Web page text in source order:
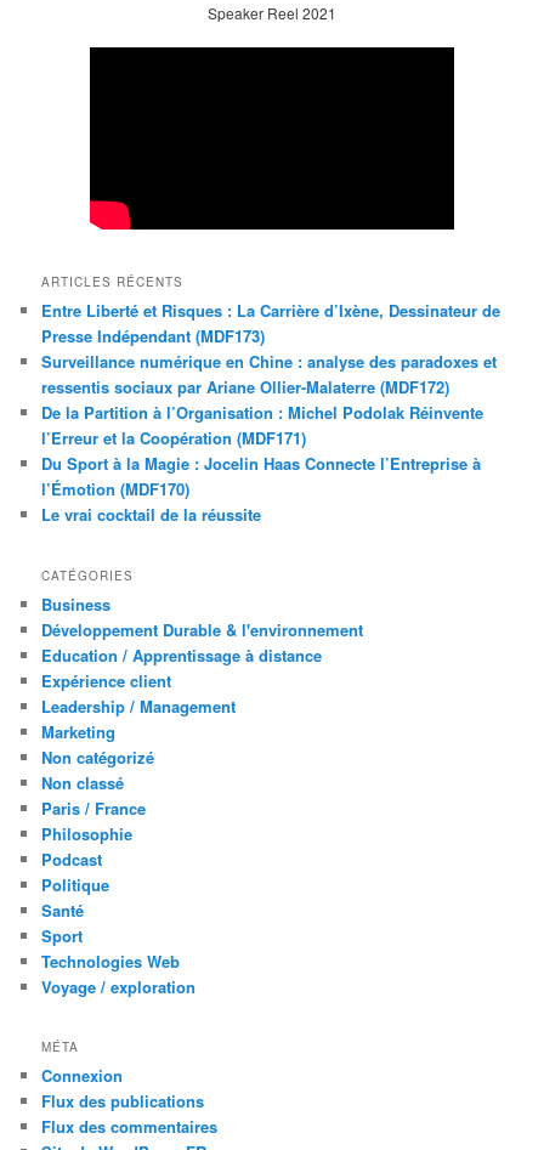
Speaker Reel 2021
ARTICLES RÉCENTS
Entre Liberté et Risques : La Carrière d’Ixène, Dessinateur de
Presse Indépendant (MDF173)
Surveillance numérique en Chine : analyse des paradoxes et
ressentis sociaux par Ariane Ollier-Malaterre (MDF172)
De la Partition à l’Organisation : Michel Podolak Réinvente
l’Erreur et la Coopération (MDF171)
Du Sport à la Magie : Jocelin Haas Connecte l’Entreprise à
l’Émotion (MDF170)
Le vrai cocktail de la réussite
CATÉGORIES
Business
Développement Durable & l'environnement
Education / Apprentissage à distance
Expérience client
Leadership / Management
Marketing
Non catégorizé
Non classé
Paris / France
Philosophie
Podcast
Politique
Santé
Sport
Technologies Web
Voyage / exploration
MÉTA
Connexion
Flux des publications
Flux des commentaires